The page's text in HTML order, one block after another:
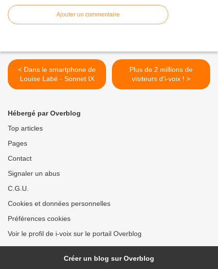
Ajouter un commentaire
< Dans le smartphone de
Louise Labé - Sonnet IX
Plus de 2 millions de
visiteurs d'i-voix ! >
Hébergé par Overblog
Top articles
Pages
Contact
Signaler un abus
C.G.U.
Cookies et données personnelles
Préférences cookies
Voir le profil de i-voix sur le portail Overblog
Créer un blog sur Overblog